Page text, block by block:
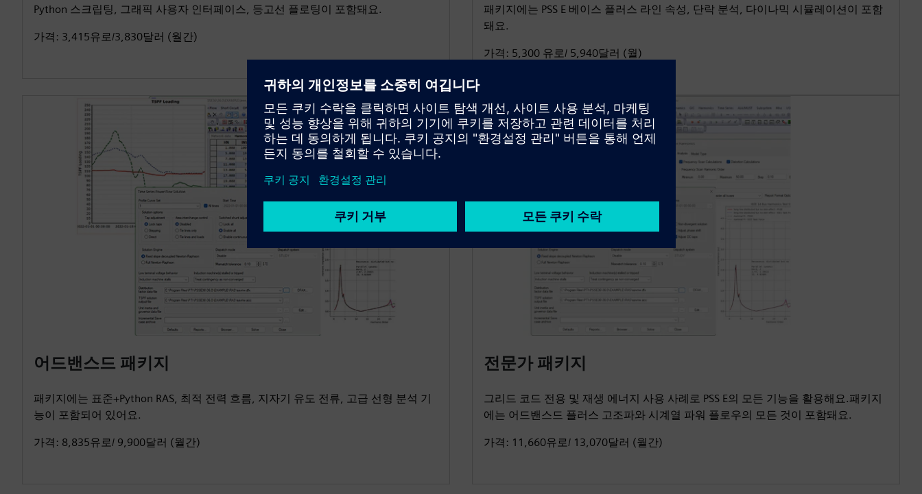
Python 스크립팅, 그래픽 사용자 인터페이스, 등고선 플로팅이 포함돼요.
가격: 3,415유로/3,830달러 (월간)
패키지에는 PSS E 베이스 플러스 라인 속성, 단락 분석, 다이나믹 시뮬레이션이 포함
돼요.
가격: 5,300 유로/ 5,940달러 (월)
어드밴스드 패키지
패키지에는 표준+Python RAS, 최적 전력 흐름, 지자기 유도 전류, 고급 선형 분석 기
능이 포함되어 있어요.
가격: 8,835유로/ 9,900달러 (월간)
전문가 패키지
그리드 코드 전용 및 재생 에너지 사용 사례로 PSS E의 모든 기능을 활용해요.패키지
에는 어드밴스드 플러스 고조파와 시계열 파워 플로우의 모든 것이 포함돼요.
가격: 11,660유로/ 13,070달러 (월간)